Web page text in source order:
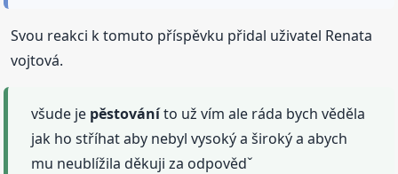
Svou reakci k tomuto příspěvku přidal uživatel Renata
vojtová.
všude je pěstováníto už vím ale ráda bych věděla
jak ho stříhat aby nebyl vysoký a široký a abych
mu neublížila děkuji za odpovědˇ